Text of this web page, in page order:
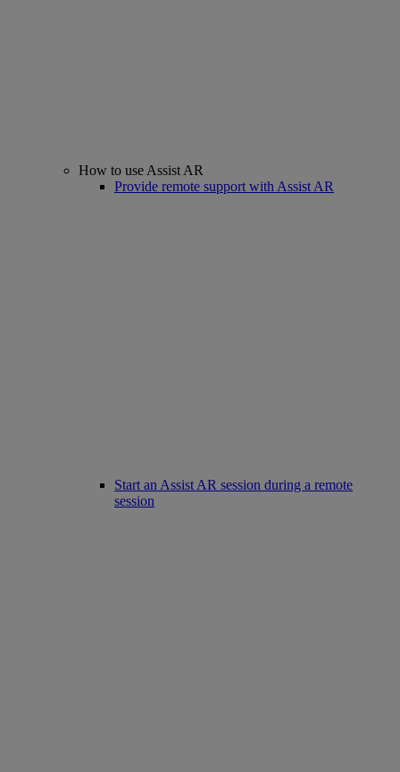
How to use Assist AR
Provide remote support with Assist AR
Start an Assist AR session during a remote
session